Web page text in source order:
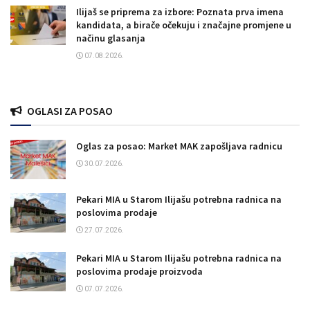
Ilijaš se priprema za izbore: Poznata prva imena
kandidata, a birače očekuju i značajne promjene u
načinu glasanja
07.08.2026.
OGLASI ZA POSAO
Oglas za posao: Market MAK zapošljava radnicu
30.07.2026.
Pekari MIA u Starom Ilijašu potrebna radnica na
poslovima prodaje
27.07.2026.
Pekari MIA u Starom Ilijašu potrebna radnica na
poslovima prodaje proizvoda
07.07.2026.